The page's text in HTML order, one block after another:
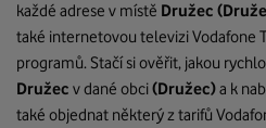
každé adrese v místě Družec
také internetovou televizi Vodafone
programů. Stačí si ověřit, jakou
Družec v dané obci(Družec)a k
také objednat některý z tarifů